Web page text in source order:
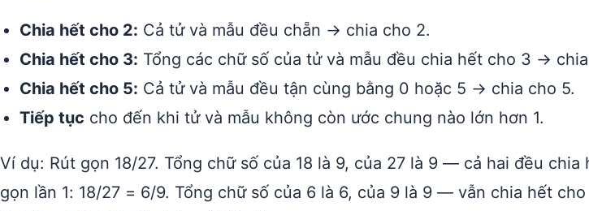
Chia hết cho 2: Cả tử và mẫu đều chẵn → chia cho 2.
Chia hết cho 3: Tổng các chữ số của tử và mẫu đều chia hết cho 3 →
Chia hết cho 5: Cả tử và mẫu đều tận cùng bằng 0 hoặc 5 → chia cho 5.
Tiếp tục cho đến khi tử và mẫu không còn ước chung nào lớn hơn 1.
Ví dụ: Rút gọn 18/27. Tổng chữ số của 18 là 9, của 27 là 9 — cả hai đều chia
gọn lần 1: 18/27 = 6/9. Tổng chữ số của 6 là 6, của 9 là 9 — vẫn chia hết